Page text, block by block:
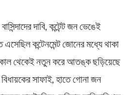
দাবি, কন্টেন্ট জন ভেঙেই
এসেছিল কন্টেনমেন্ট জোনের মধ্যে থাকা
থেকেই নতুন করে আতঙ্ক ছড়িয়েছে
সাফাই, হাতে গোনা জন